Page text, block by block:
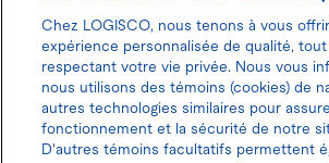
Donnez votre avis pour
Chez LOGISCO, nous tenons à vous
expérience personnalisée de qualité, tout
respectant votre vie privée. Nous vous
nous utilisons des témoins (cookies) de
autres technologies similaires pour
fonctionnement et la sécurité de notre
D'autres témoins facultatifs permettent